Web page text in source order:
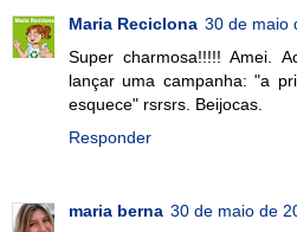
Maria Reciclona 30 de maio
Super charmosa!!!!! Amei.
lançar uma campanha: "a
esquece" rsrsrs. Beijocas.
Responder
maria berna 30 de maio de